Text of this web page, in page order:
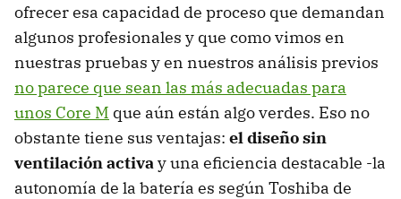
ofrecer esa capacidad de proceso que demandan
algunos profesionales y que como vimos en
nuestras pruebas y en nuestros análisis previos
no parece que sean las más adecuadas para
unos Core M que aún están algo verdes. Eso no
obstante tiene sus ventajas: el diseño sin
ventilación activay una eficiencia destacable -la
autonomía de la batería es según Toshiba de